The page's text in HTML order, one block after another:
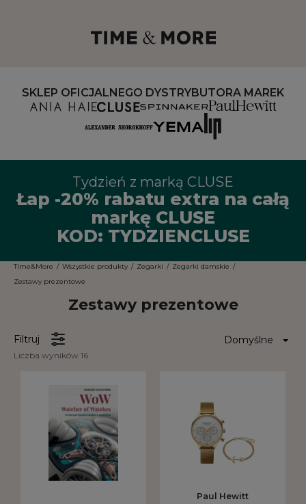
SKLEP OFICJALNEGO DYSTRYBUTORA MAREK
Tydzień z marką CLUSE
Łap -20% rabatu extra na całą
markę CLUSE
KOD: TYDZIENCLUSE
Time&More / Wszystkie produkty / Zegarki / Zegarki damskie /
Zestawy prezentowe
Zestawy prezentowe
Filtruj
Liczba wyników 16
Paul Hewitt